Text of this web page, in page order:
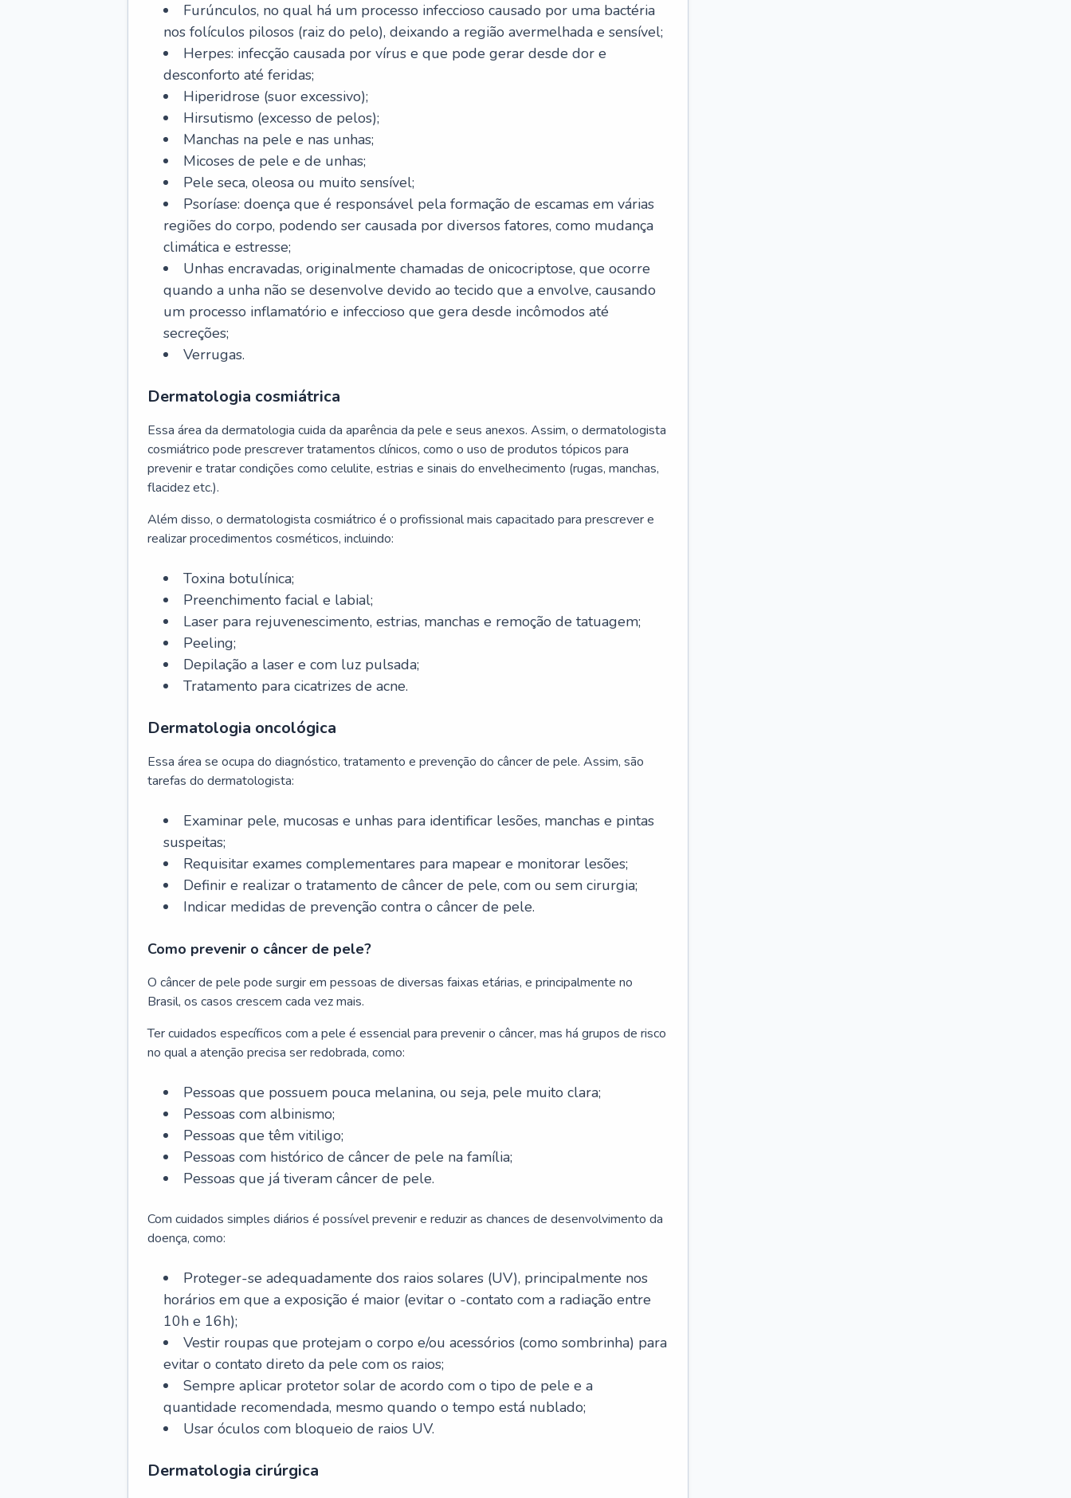
Furúnculos, no qual há um processo infeccioso causado por uma bactéria
nos folículos pilosos (raiz do pelo), deixando a região avermelhada e sensível;
Herpes: infecção causada por vírus e que pode gerar desde dor e
desconforto até feridas;
Hiperidrose (suor excessivo);
Hirsutismo (excesso de pelos);
Manchas na pele e nas unhas;
Micoses de pele e de unhas;
Pele seca, oleosa ou muito sensível;
Psoríase: doença que é responsável pela formação de escamas em várias
regiões do corpo, podendo ser causada por diversos fatores, como mudança
climática e estresse;
Unhas encravadas, originalmente chamadas de onicocriptose, que ocorre
quando a unha não se desenvolve devido ao tecido que a envolve, causando
um processo inflamatório e infeccioso que gera desde incômodos até
secreções;
Verrugas.
Dermatologia cosmiátrica
Essa área da dermatologia cuida da aparência da pele e seus anexos. Assim, o dermatologista
cosmiátrico pode prescrever tratamentos clínicos, como o uso de produtos tópicos para
prevenir e tratar condições como celulite, estrias e sinais do envelhecimento (rugas, manchas,
flacidez etc.).
Além disso, o dermatologista cosmiátrico é o profissional mais capacitado para prescrever e
realizar procedimentos cosméticos, incluindo:
Toxina botulínica;
Preenchimento facial e labial;
Laser para rejuvenescimento, estrias, manchas e remoção de tatuagem;
Peeling;
Depilação a laser e com luz pulsada;
Tratamento para cicatrizes de acne.
Dermatologia oncológica
Essa área se ocupa do diagnóstico, tratamento e prevenção do câncer de pele. Assim, são
tarefas do dermatologista:
Examinar pele, mucosas e unhas para identificar lesões, manchas e pintas
suspeitas;
Requisitar exames complementares para mapear e monitorar lesões;
Definir e realizar o tratamento de câncer de pele, com ou sem cirurgia;
Indicar medidas de prevenção contra o câncer de pele.
Como prevenir o câncer de pele?
O câncer de pele pode surgir em pessoas de diversas faixas etárias, e principalmente no
Brasil, os casos crescem cada vez mais.
Ter cuidados específicos com a pele é essencial para prevenir o câncer, mas há grupos de risco
no qual a atenção precisa ser redobrada, como:
Pessoas que possuem pouca melanina, ou seja, pele muito clara;
Pessoas com albinismo;
Pessoas que têm vitiligo;
Pessoas com histórico de câncer de pele na família;
Pessoas que já tiveram câncer de pele.
Com cuidados simples diários é possível prevenir e reduzir as chances de desenvolvimento da
doença, como:
Proteger-se adequadamente dos raios solares (UV), principalmente nos
horários em que a exposição é maior (evitar o -contato com a radiação entre
10h e 16h);
Vestir roupas que protejam o corpo e/ou acessórios (como sombrinha) para
evitar o contato direto da pele com os raios;
Sempre aplicar protetor solar de acordo com o tipo de pele e a
quantidade recomendada, mesmo quando o tempo está nublado;
Usar óculos com bloqueio de raios UV.
Dermatologia cirúrgica